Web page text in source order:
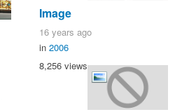
Image
16 years ago
in 2006
8,256 views